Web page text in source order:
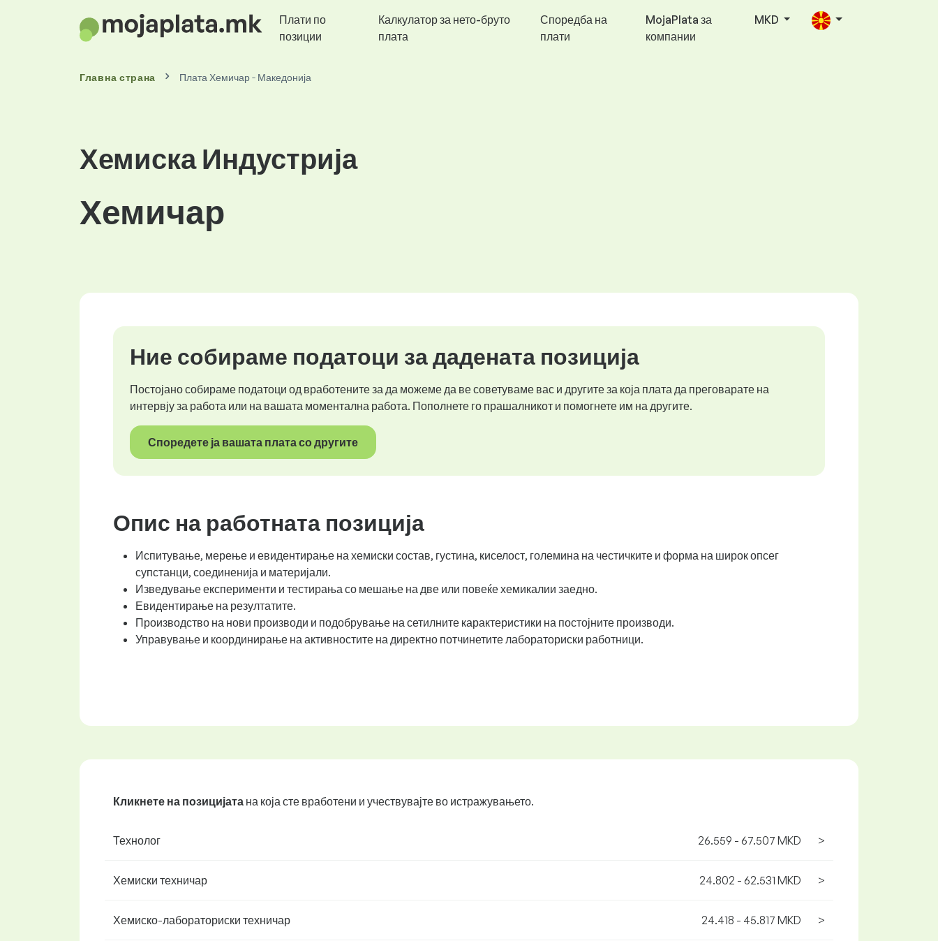
Плати по
позиции
Калкулатор за нето-бруто
плата
Споредба на
плати
MojaPlata за
компании
MKD
Главна страна Плата Хемичар - Македонија
Хемиска Индустрија
Хемичар
Ние собираме податоци за дадената позиција
Постојано собираме податоци од вработените за да можеме да ве советуваме вас и другите за која плата да преговарате на
интервју за работа или на вашата моментална работа. Пополнете го прашалникот и помогнете им на другите.
Споредете ја вашата плата со другите
Опис на работната позиција
Испитување, мерење и евидентирање на хемиски состав, густина, киселост, големина на честичките и форма на широк опсег
супстанци, соединенија и материјали.
Изведување експерименти и тестирања со мешање на две или повеќе хемикалии заедно.
Евидентирање на резултатите.
Производство на нови производи и подобрување на сетилните карактеристики на постојните производи.
Управување и координирање на активностите на директно потчинетите лабораториски работници.
Кликнете на позицијата на која сте вработени и учествувајте во истражувањето.
Технолог 26.559 - 67.507 MKD >
Хемиски техничар 24.802 - 62.531 MKD >
Хемиско-лабораториски техничар 24.418 - 45.817 MKD >